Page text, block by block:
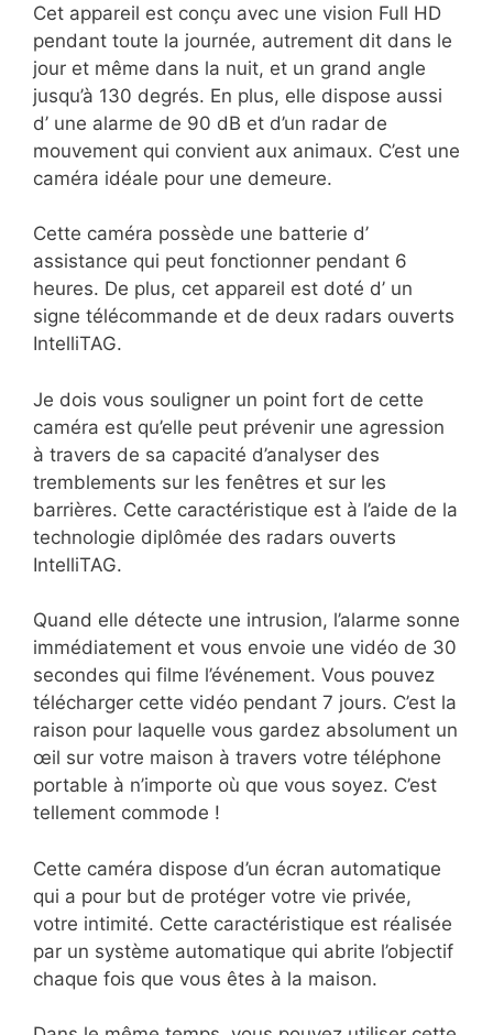
Cet appareil est conçu avec une vision Full HD
pendant toute la journée, autrement dit dans le
jour et même dans la nuit, et un grand angle
jusqu’à 130 degrés. En plus, elle dispose aussi
d’ une alarme de 90 dB et d’un radar de
mouvement qui convient aux animaux. C’est une
caméra idéale pour une demeure.
Cette caméra possède une batterie d’
assistance qui peut fonctionner pendant 6
heures. De plus, cet appareil est doté d’ un
signe télécommande et de deux radars ouverts
IntelliTAG.
Je dois vous souligner un point fort de cette
caméra est qu’elle peut prévenir une agression
à travers de sa capacité d’analyser des
tremblements sur les fenêtres et sur les
barrières. Cette caractéristique est à l’aide de la
technologie diplômée des radars ouverts
IntelliTAG.
Quand elle détecte une intrusion, l’alarme sonne
immédiatement et vous envoie une vidéo de 30
secondes qui filme l’événement. Vous pouvez
télécharger cette vidéo pendant 7 jours. C’est la
raison pour laquelle vous gardez absolument un
œil sur votre maison à travers votre téléphone
portable à n’importe où que vous soyez. C’est
tellement commode !
Cette caméra dispose d’un écran automatique
qui a pour but de protéger votre vie privée,
votre intimité. Cette caractéristique est réalisée
par un système automatique qui abrite l’objectif
chaque fois que vous êtes à la maison.